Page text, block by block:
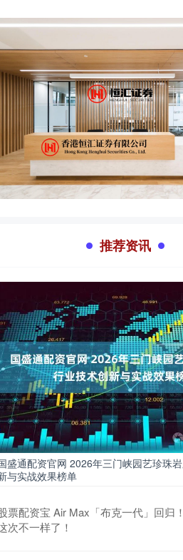
推荐资讯
盛通配资官网 2026年三门峡园艺珍珠
与实战效果榜单
票配资宝 Air Max「布克一代」回归！
次不一样了！